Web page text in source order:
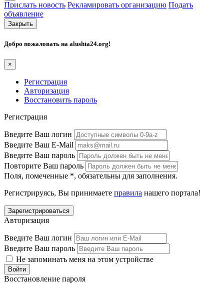
Прислать новость Рекламировать организацию Подать
объявление
Закрыть
Добро пожаловать на alushta24.org!
×
Регистрация
Авторизация
Восстановить пароль
Регистрация
Введите Ваш логин
Введите Ваш E-Mail
Введите Ваш пароль
Повторите Ваш пароль
Поля, помеченные *, обязательны для заполнения.
Регистрируясь, Вы принимаете правила нашего портала!
Авторизация
Введите Ваш логин
Введите Ваш пароль
Не запоминать меня на этом устройстве
Восстановление пароля